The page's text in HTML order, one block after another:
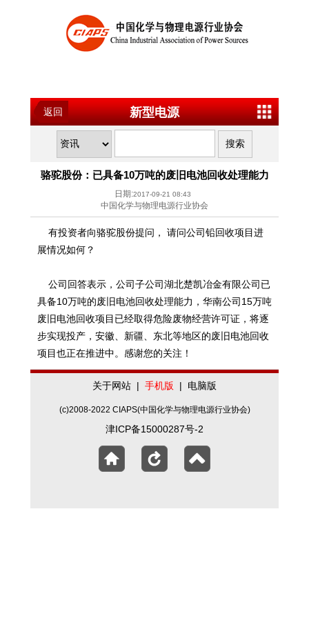
返回 新型电源
骆驼股份：已具备10万吨的废旧电池回收处理能力
日期:2017-09-21 08:43
中国化学与物理电源行业协会
有投资者向骆驼股份提问， 请问公司铅回收项目进
展情况如何？
公司回答表示，公司子公司湖北楚凯冶金有限公司已
具备10万吨的废旧电池回收处理能力，华南公司15万吨
废旧电池回收项目已经取得危险废物经营许可证，将逐
步实现投产，安徽、新疆、东北等地区的废旧电池回收
项目也正在推进中。感谢您的关注！
关于网站 | 手机版 | 电脑版
(c)2008-2022 CIAPS(中国化学与物理电源行业协会)
津ICP备15000287号-2